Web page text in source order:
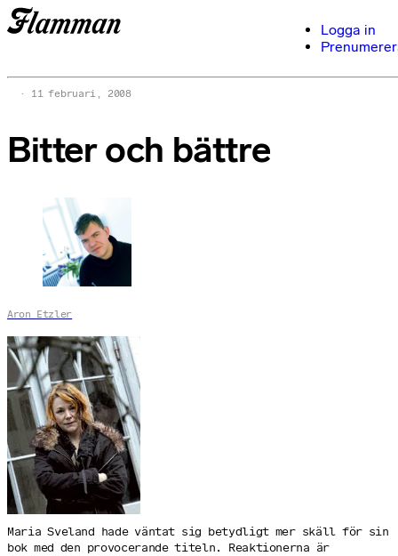
Logga in
11 februari, 2008
Bitter och bättre
Aron Etzler
Maria Sveland hade väntat sig betydligt mer skäll för sin
bok med den provocerande titeln. Reaktionerna är